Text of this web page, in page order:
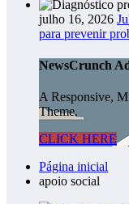
julho 16, 2026
para prevenir
NewsCrunch
A Responsive,
Theme.
CLICK HERE
Página inicial
apoio social